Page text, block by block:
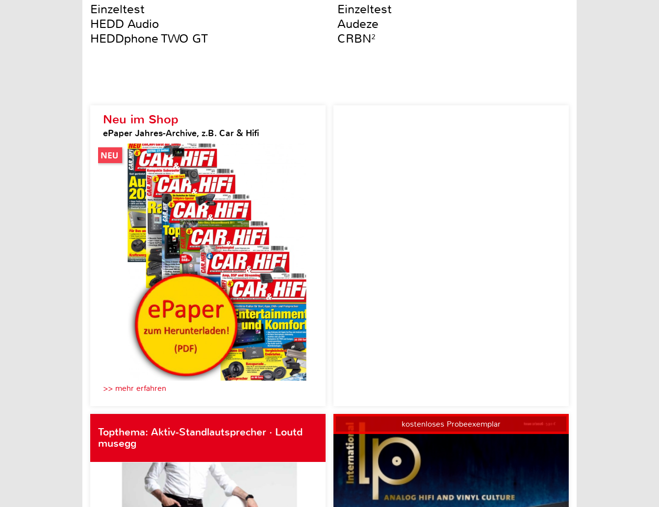
Neu im Shop
ePaper Jahres-Archive, z.B. Car & Hifi
>> mehr erfahren
Topthema: Aktiv-Standlautsprecher · Loutd
musegg
kostenloses Probeexemplar
Einzeltest
HEDD Audio
HEDDphone TWO GT
Einzeltest
Audeze
CRBN²